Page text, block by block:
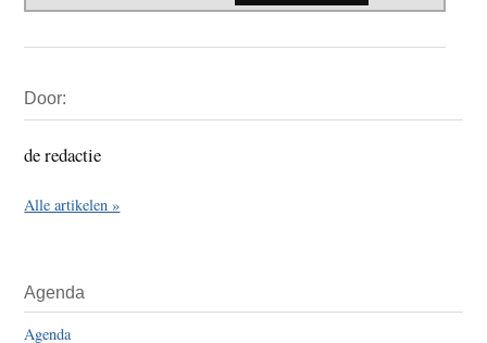
Sidebar
Door:
de redactie
Alle artikelen »
Agenda
Agenda